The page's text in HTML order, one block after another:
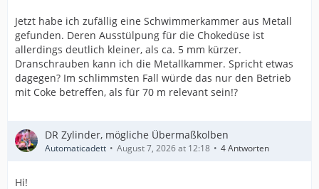
Jetzt habe ich zufällig eine Schwimmerkammer aus Metall
gefunden. Deren Ausstülpung für die Chokedüse ist
allerdings deutlich kleiner, als ca. 5 mm kürzer.
Dranschrauben kann ich die Metallkammer. Spricht etwas
dagegen? Im schlimmsten Fall würde das nur den Betrieb
mit Coke betreffen, als für 70 m relevant sein!?
DR Zylinder, mögliche Übermaßkolben
Automaticadett August 7, 2026 at 12:18 4 Antworten
Hi!